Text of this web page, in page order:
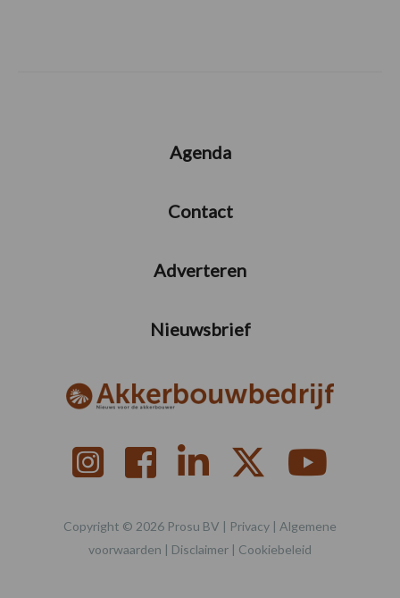
Agenda
Contact
Adverteren
Nieuwsbrief
Copyright © 2026 Prosu BV | Privacy | Algemene
voorwaarden | Disclaimer | Cookiebeleid